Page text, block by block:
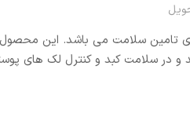
تامین سلامت می باشد. این
و در سلامت کبد و کنترل لک های